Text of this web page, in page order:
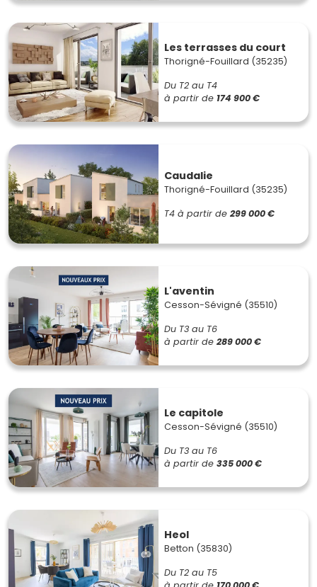
Les terrasses du court
Thorigné-Fouillard (35235)
Du T2 au T4
à partir de 174 900 €
Caudalie
Thorigné-Fouillard (35235)
T4 à partir de 299 000 €
L'aventin
Cesson-Sévigné (35510)
Du T3 au T6
à partir de 289 000 €
Le capitole
Cesson-Sévigné (35510)
Du T3 au T6
à partir de 335 000 €
Heol
Betton (35830)
Du T2 au T5